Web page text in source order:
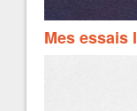
Mes essais I